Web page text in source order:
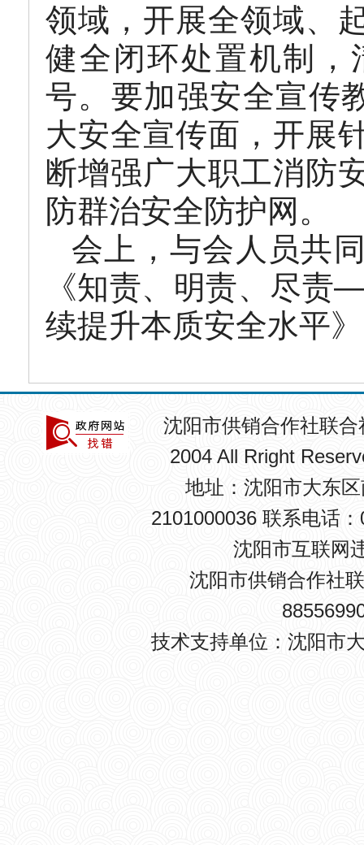
领域，开展全领域、
健全闭环处置机制，
号。要加强安全宣传
大安全宣传面，开展
断增强广大职工消防
防群治安全防护网。
会上，与会人员共
《知责、明责、尽
续提升本质安全水平
沈阳市供销合作社联
2004 All Rright
地址：沈阳市大东
2101000036 联系电话
沈阳市互联网
沈阳市供销合作社
技术支持单位：沈阳市